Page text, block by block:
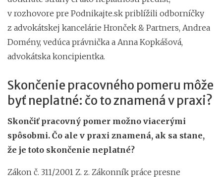
v rozhovore pre Podnikajte.sk priblížili odborníčky
z advokátskej kancelárie Hronček & Partners, Andrea
Domény, vedúca právnička a Anna Kopkášová,
advokátska koncipientka.
Skončenie pracovného pomeru môže
byť neplatné: čo to znamená v praxi?
Skončiť pracovný pomer možno viacerými
spôsobmi. Čo ale v praxi znamená, ak sa stane,
že je toto skončenie neplatné?
Zákon č. 311/2001 Z. z. Zákonník práce presne